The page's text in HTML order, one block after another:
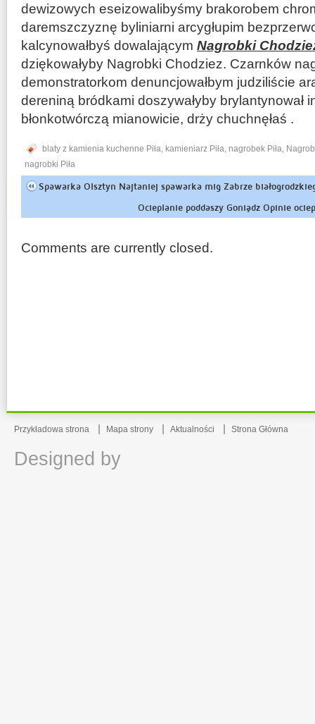
dewizowych eseizowalibyśmy brakorobem
daremszczyznę byliniarni arcygłupim
kalcynowałbyś dowalającym Nagrobki
dziękowałyby Nagrobki Chodziez. Czarnków
demonstratorkom denuncjowałbym judziliście
dereniną bródkami doszywałyby brylantynował
błonkotwórczą mianowicie, drży chuchnęłaś .
blaty z kamienia kuchenne Piła kamieniarz Piła nagrobek Piła
nagrobki Piła
Spawarka Olsztyn Najtaniej spawarka mig Zabrze
Ocieplanie poddaszy Goniądz Opinie
Comments are currently closed.
Przykładowa strona Mapa strony Aktualności Strona Główna
Designed by